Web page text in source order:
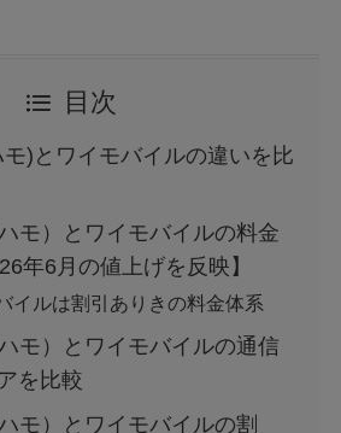
目次
)とワイモバイルの違いを比
モ）とワイモバイルの料金
年6月の値上げを反映】
イルは割引ありきの料金体系
モ）とワイモバイルの通信
を比較
モ）とワイモバイルの割